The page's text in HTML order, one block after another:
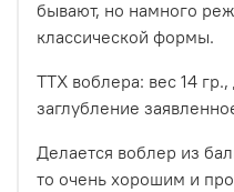
бывают, но намного
классической формы.
ТТХ воблера: вес 14
заглубление
Делается воблер из
то очень хорошим и